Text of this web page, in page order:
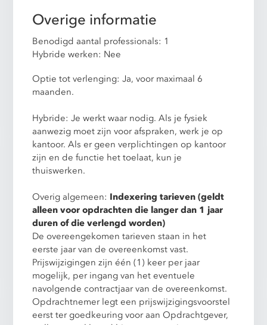
Overige informatie
Benodigd aantal professionals: 1
Hybride werken: Nee
Optie tot verlenging: Ja, voor maximaal 6
maanden.
Hybride: Je werkt waar nodig. Als je fysiek
aanwezig moet zijn voor afspraken, werk je op
kantoor. Als er geen verplichtingen op kantoor
zijn en de functie het toelaat, kun je
thuiswerken.
Overig algemeen: Indexering tarieven (geldt
alleen voor opdrachten die langer dan 1 jaar
duren of die verlengd worden)
De overeengekomen tarieven staan in het
eerste jaar van de overeenkomst vast.
Prijswijzigingen zijn één (1) keer per jaar
mogelijk, per ingang van het eventuele
navolgende contractjaar van de overeenkomst.
Opdrachtnemer legt een prijswijzigingsvoorstel
eerst ter goedkeuring voor aan Opdrachtgever,